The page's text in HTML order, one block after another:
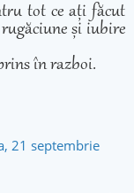
tot ce ați făcut
și iubire
în razboi.
21 septembrie